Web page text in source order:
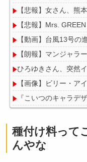
【悲報】女さん、熊
【悲報】Mrs.
【動画】台風13号の
【朗報】マンジャラ
ひろゆきさん、突然
【画像】ビリー・ア
『こいつのキャラデ
種付け料って
んやな